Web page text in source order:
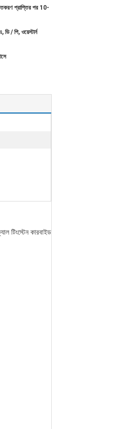
প্রাপ্তির পর 10-
/ পি, ওয়েস্টার্ন
টিংস্টেন কারবাইড